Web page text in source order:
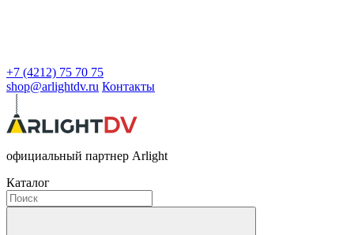
+7 (4212) 75 70 75
shop@arlightdv.ru Контакты
официальный партнер Arlight
Каталог